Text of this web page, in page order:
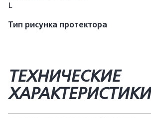
L
Тип рисунка протектора
ТЕХНИЧЕСКИЕ
ХАРАКТЕРИСТИКИ